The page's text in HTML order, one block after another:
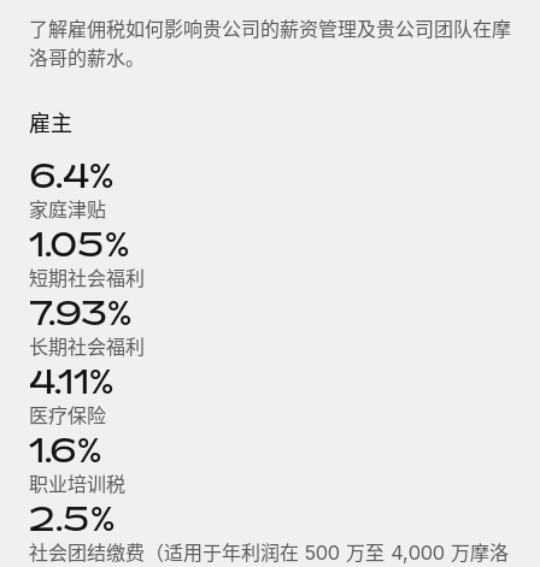
服务
咨询专家
获得全球人力资源与合规方面的专家帮助
背景调查
简化候选人筛选流程
合规守望台
防范合规风险
设备管理
在全球范围内配置和跟踪 IT 设备
实体设立
快速建立合规实体
人员调配与搬迁
轻松搬迁员工
与我们共探合作机遇
案例研究
Cultivating a Thriving Remote-First Culture in
Partnership with Remote
At a glance Discover the evolution of TheyDo, a pioneering
journey management platform that has...
了解更多
Reverse Tech's strategic partnership with
Remote for contractor management and
payroll
Reverse Tech at a glance Health and wellness startup,
新闻室
薪金与人才洞察
洞察中心
获得支持
查看全部资源
博客
Why owned entities are key to maintaining
EOR compliance
As the global workforce continues to expand in response
to the demands of today’s labor market, the...
了解更多
中文（简体）
了解雇佣税如何影响贵公司的薪资管理及贵公司团队在摩
洛哥的薪水。
雇主
6.4%
家庭津贴
1.05%
短期社会福利
7.93%
长期社会福利
4.11%
医疗保险
1.6%
职业培训税
2.5%
社会团结缴费（适用于年利润在 500 万至 4,000 万摩洛